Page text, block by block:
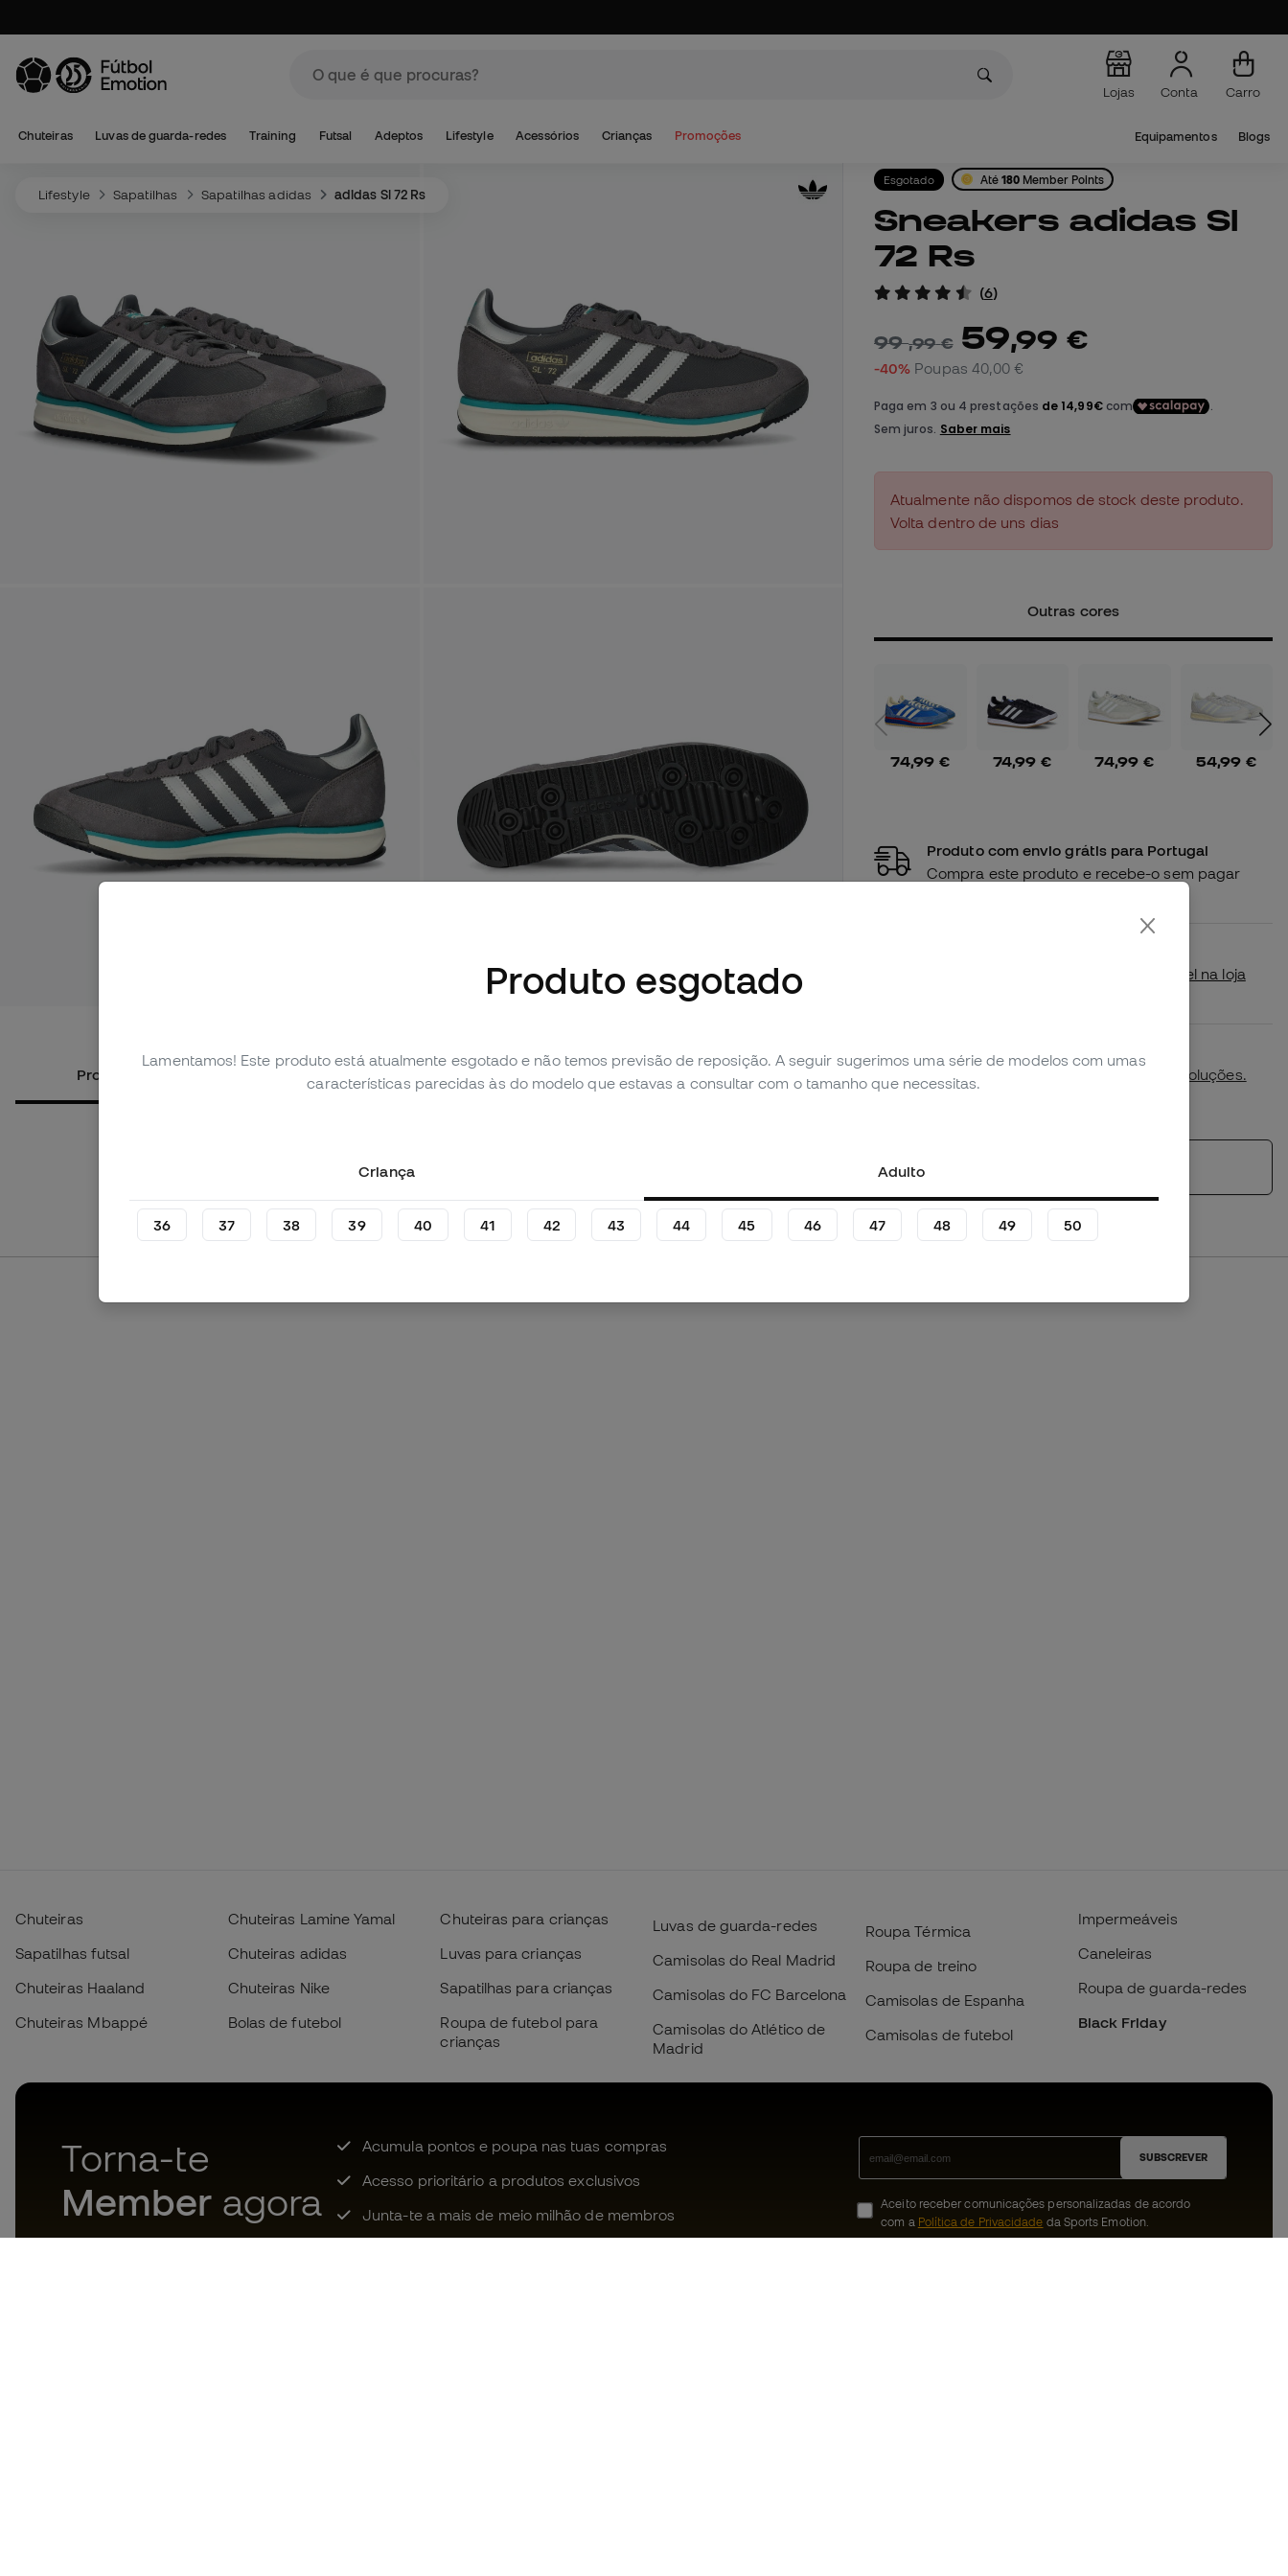
Lojas Conta Carro
Chuteiras Luvas de guarda-redes Training Futsal Adeptos Lifestyle Acessórios Crianças Promoções Equipamentos Blogs
Lifestyle Sapatilhas Sapatilhas adidas adidas Sl 72 Rs
Produtos alternativos Sobre o produto Avaliação pessoal (6)
Esgotado Até 180 Member Points
Sneakers adidas Sl
72 Rs
(6)
99,99 € 59,99 €
-40% Poupas 40,00 €
Atualmente não dispomos de stock deste produto.
Volta dentro de uns dias
Outras cores
74,99 € 74,99 € 74,99 € 54,99 €
Produto com envio grátis para Portugal
Compra este produto e recebe-o sem pagar
Verifica se este produto está disponível na loja
política de devoluções.
Chuteiras
Sapatilhas futsal
Chuteiras Haaland
Chuteiras Mbappé
Chuteiras Lamine Yamal
Chuteiras adidas
Chuteiras Nike
Bolas de futebol
Chuteiras para crianças
Luvas para crianças
Sapatilhas para crianças
Roupa de futebol para
crianças
Luvas de guarda-redes
Camisolas do Real Madrid
Camisolas do FC Barcelona
Camisolas do Atlético de
Madrid
Roupa Térmica
Roupa de treino
Camisolas de Espanha
Camisolas de futebol
Impermeáveis
Caneleiras
Roupa de guarda-redes
Black Friday
Torna-te
Member agora
Acumula pontos e poupa nas tuas compras
Acesso prioritário a produtos exclusivos
Junta-te a mais de meio milhão de membros
SUBSCREVER
Aceito receber comunicações personalizadas de acordo
com a Política de Privacidade da Sports Emotion.
Produto esgotado
Lamentamos! Este produto está atualmente esgotado e não temos previsão de reposição. A seguir sugerimos uma série de modelos com umas
características parecidas às do modelo que estavas a consultar com o tamanho que necessitas.
Criança Adulto
36 37 38 39 40 41 42 43 44 45 46 47 48 49 50